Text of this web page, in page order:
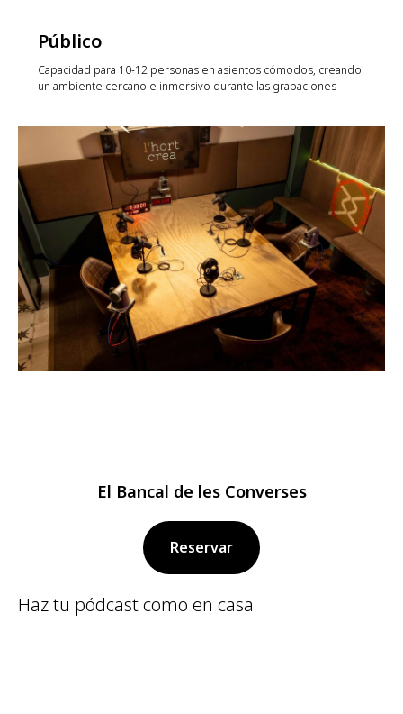
Público
Capacidad para 10-12 personas en asientos cómodos, creando
un ambiente cercano e inmersivo durante las grabaciones
El Bancal de les Converses
Reservar
Haz tu pódcast como en casa